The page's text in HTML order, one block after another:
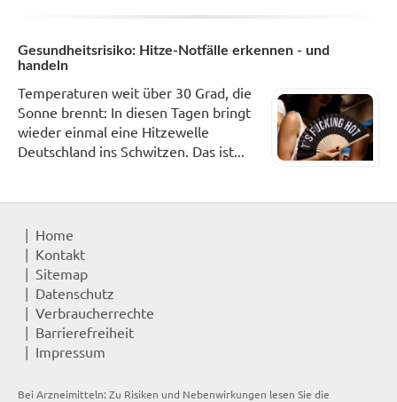
Gesundheitsrisiko: Hitze-Notfälle erkennen - und
handeln
Temperaturen weit über 30 Grad, die
Sonne brennt: In diesen Tagen bringt
wieder einmal eine Hitzewelle
Deutschland ins Schwitzen. Das ist...
Home
Kontakt
Sitemap
Datenschutz
Verbraucherrechte
Barrierefreiheit
Impressum
Bei Arzneimitteln: Zu Risiken und Nebenwirkungen lesen Sie die